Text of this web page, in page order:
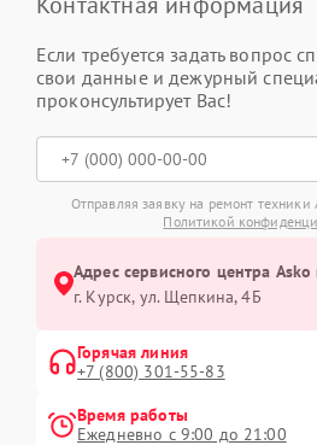
Если требуется задать вопрос
свои данные и дежурный
проконсультирует Вас!
Отправляя заявку на ремонт техники
Политикой
Адрес сервисного центра
г. Курск, ул. Щепкина, 4Б
Горячая линия
+7 (800) 301-55-83
Время работы
Ежедневно с 9:00 до 21:00